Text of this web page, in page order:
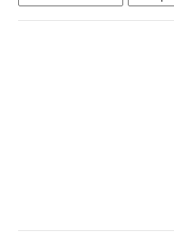
Савелий Коростелев